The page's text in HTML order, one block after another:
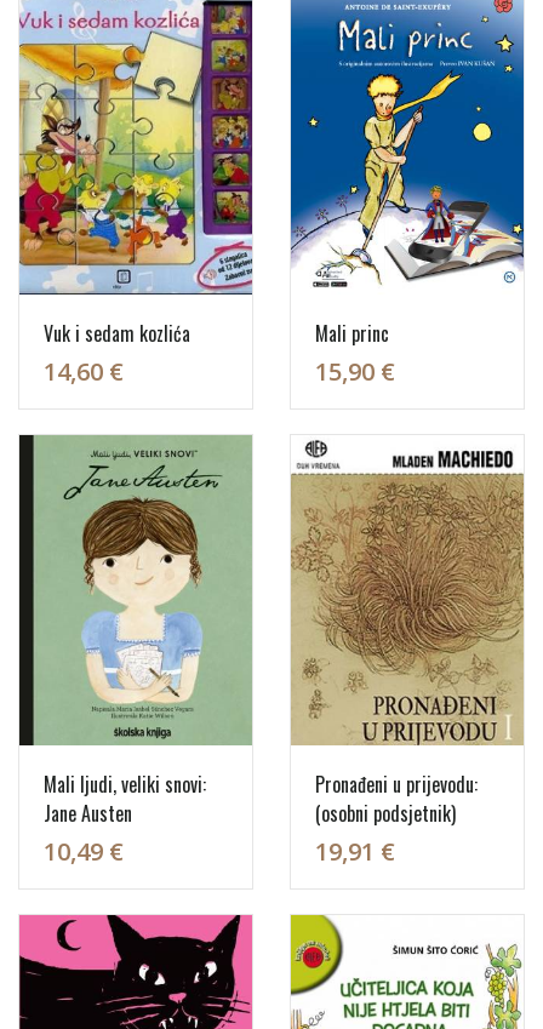
Vuk i sedam kozlića
14,60 €
Mali princ
15,90 €
Mali ljudi, veliki snovi:
Jane Austen
10,49 €
Pronađeni u prijevodu:
(osobni podsjetnik)
19,91 €